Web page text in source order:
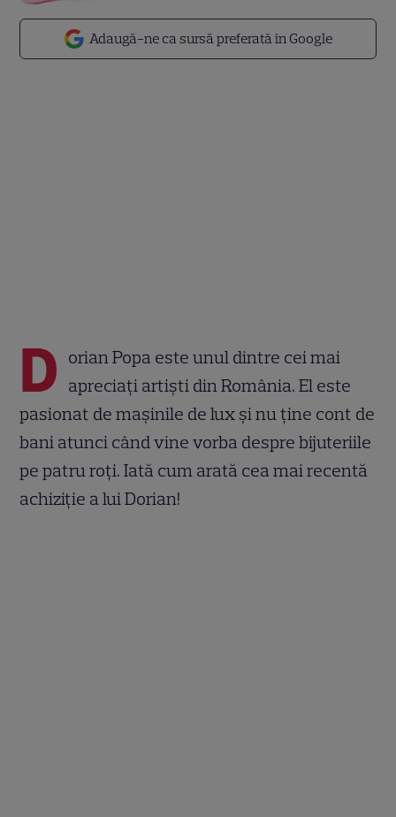
Adaugă-ne ca sursă preferată în Google
D orian Popa este unul dintre cei mai
apreciați artiști din România. El este
pasionat de mașinile de lux și nu ține cont de
bani atunci când vine vorba despre bijuteriile
pe patru roți. Iată cum arată cea mai recentă
achiziție a lui Dorian!